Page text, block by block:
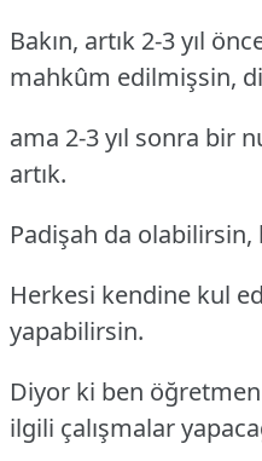
Bakın, artık 2-3 yıl
mahkûm edilmişsin,
ama 2-3 yıl sonra bir
artık.
Padişah da
Herkesi kendine kul
yapabilirsin.
Diyor ki ben
ilgili çalışmalar